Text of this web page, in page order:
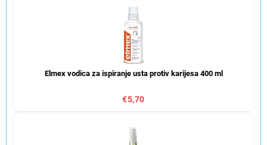
Elmex vodica za ispiranje usta protiv karijesa 400 ml
€5,70